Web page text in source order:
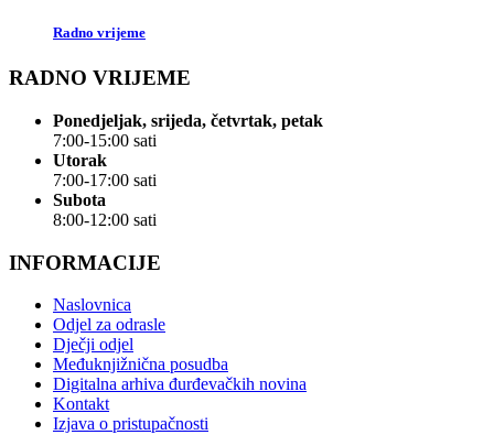
Radno vrijeme
RADNO VRIJEME
Ponedjeljak, srijeda, četvrtak, petak
7:00-15:00 sati
Utorak
7:00-17:00 sati
Subota
8:00-12:00 sati
INFORMACIJE
Naslovnica
Odjel za odrasle
Dječji odjel
Međuknjižnična posudba
Digitalna arhiva đurđevačkih novina
Kontakt
Izjava o pristupačnosti